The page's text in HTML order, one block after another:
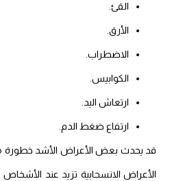
القئ.
الأرق.
الاضطراب.
الكوابيس.
ارتعاش اليد.
ارتفاع ضغط الدم.
قد يحدث بعض الأعراض الأشد خطورة
الأعراض الانسحابية تزيد عند